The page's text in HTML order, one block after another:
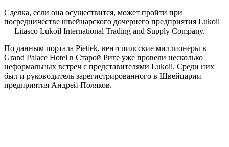
Сделка, если она осуществится, может пройти при
посредничестве швейцарского дочернего предприятия Lukoil
— Litasco Lukoil International Trading and Supply Company.
По данным портала Pietiek, вентспилсские миллионеры в
Grand Palace Hotel в Старой Риге уже провели несколько
неформальных встреч с представителями Lukoil. Среди них
был и руководитель зарегистрированного в Швейцарии
предприятия Андрей Поляков.